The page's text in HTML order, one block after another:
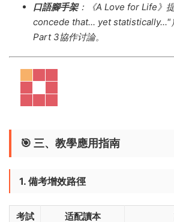
口語腳手架：《A Love for Life》
concede that... yet statistically..."
Part 3協作讨論。
🎯 ​ 三、教學應用指南
1. 備考增效路徑
考試
适配讀本